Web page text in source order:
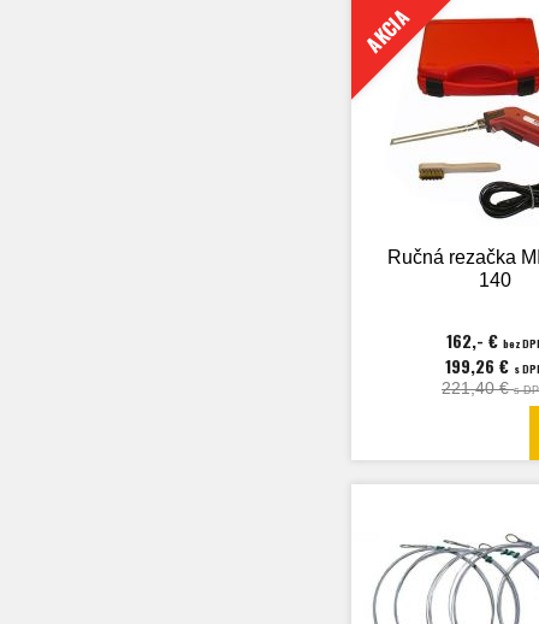
AKCIA
Ručná rezačka
140
162,- € bez
199,26 € s
221,40 €s